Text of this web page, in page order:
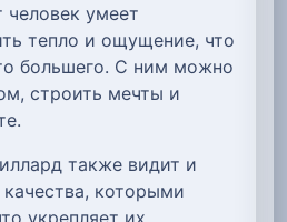
человек умеет
тепло и ощущение, что
большего. С ним можно
строить мечты и
также видит и
которыми
укрепляет их